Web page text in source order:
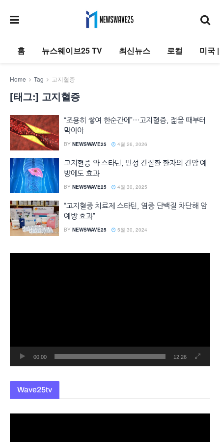
홈 뉴스웨이브25 TV 최신뉴스 로컬 미국
Home Tag 고지혈증
[태그:] 고지혈증
“조용히 쌓여 한순간에”…고지혈증, 젊을 때부터
막아야
BY NEWSWAVE25 4월 26, 2026
고지혈증 약 스타틴, 만성 간질환 환자의 간암 예
방에도 효과
BY NEWSWAVE25 4월 30, 2025
“고지혈증 치료제 스타틴, 염증 단백질 차단해 암
예방 효과”
BY NEWSWAVE25 5월 30, 2024
00:00 12:26
Wave25tv